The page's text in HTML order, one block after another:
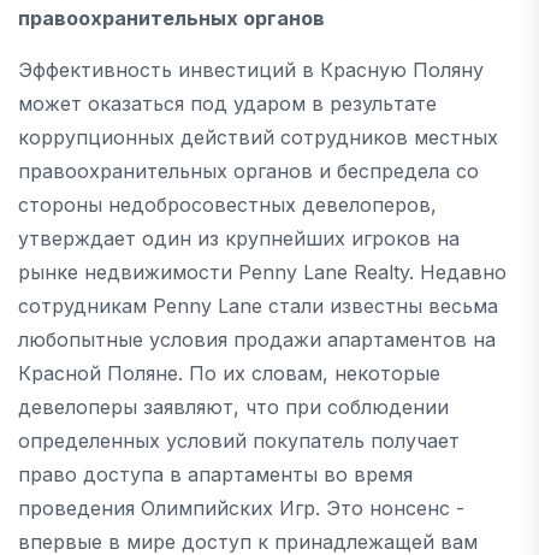
правоохранительных органов
Эффективность инвестиций в Красную Поляну
может оказаться под ударом в результате
коррупционных действий сотрудников местных
правоохранительных органов и беспредела со
стороны недобросовестных девелоперов,
утверждает один из крупнейших игроков на
рынке недвижимости Penny Lane Realty. Недавно
сотрудникам Penny Lane стали известны весьма
любопытные условия продажи апартаментов на
Красной Поляне. По их словам, некоторые
девелоперы заявляют, что при соблюдении
определенных условий покупатель получает
право доступа в апартаменты во время
проведения Олимпийских Игр. Это нонсенс -
впервые в мире доступ к принадлежащей вам